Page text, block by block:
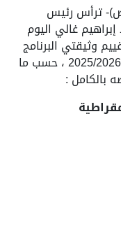
، 09 نوفمبر 2025 (واص)- ترأس رئيس
غالي اليوم
وثيقتي البرنامج
السنوي 2024/2025 والبرنامج السنوي 2025/2026 ، حسب ما
بالكامل :